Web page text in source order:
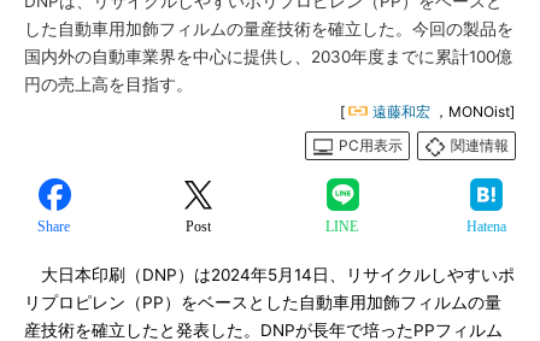
した自動車用加飾フィルムの量産技術を確立した。今回の製品を
国内外の自動車業界を中心に提供し、2030年度までに累計100億
円の売上高を目指す。
[ 遠藤和宏 ，MONOist]
PC用表示
関連情報
Share Post LINE Hatena
大日本印刷（DNP）は2024年5月14日、リサイクルしやすいポ
リプロピレン（PP）をベースとした自動車用加飾フィルムの量
産技術を確立したと発表した。DNPが長年で培ったPPフィルム